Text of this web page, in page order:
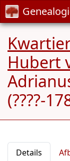
Hubert
(????-
Details